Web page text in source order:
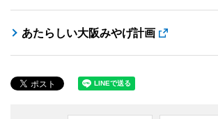
あたらしい大阪みやげ計画